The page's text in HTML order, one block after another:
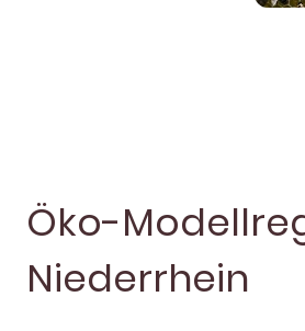
Öko-
Niederrhein